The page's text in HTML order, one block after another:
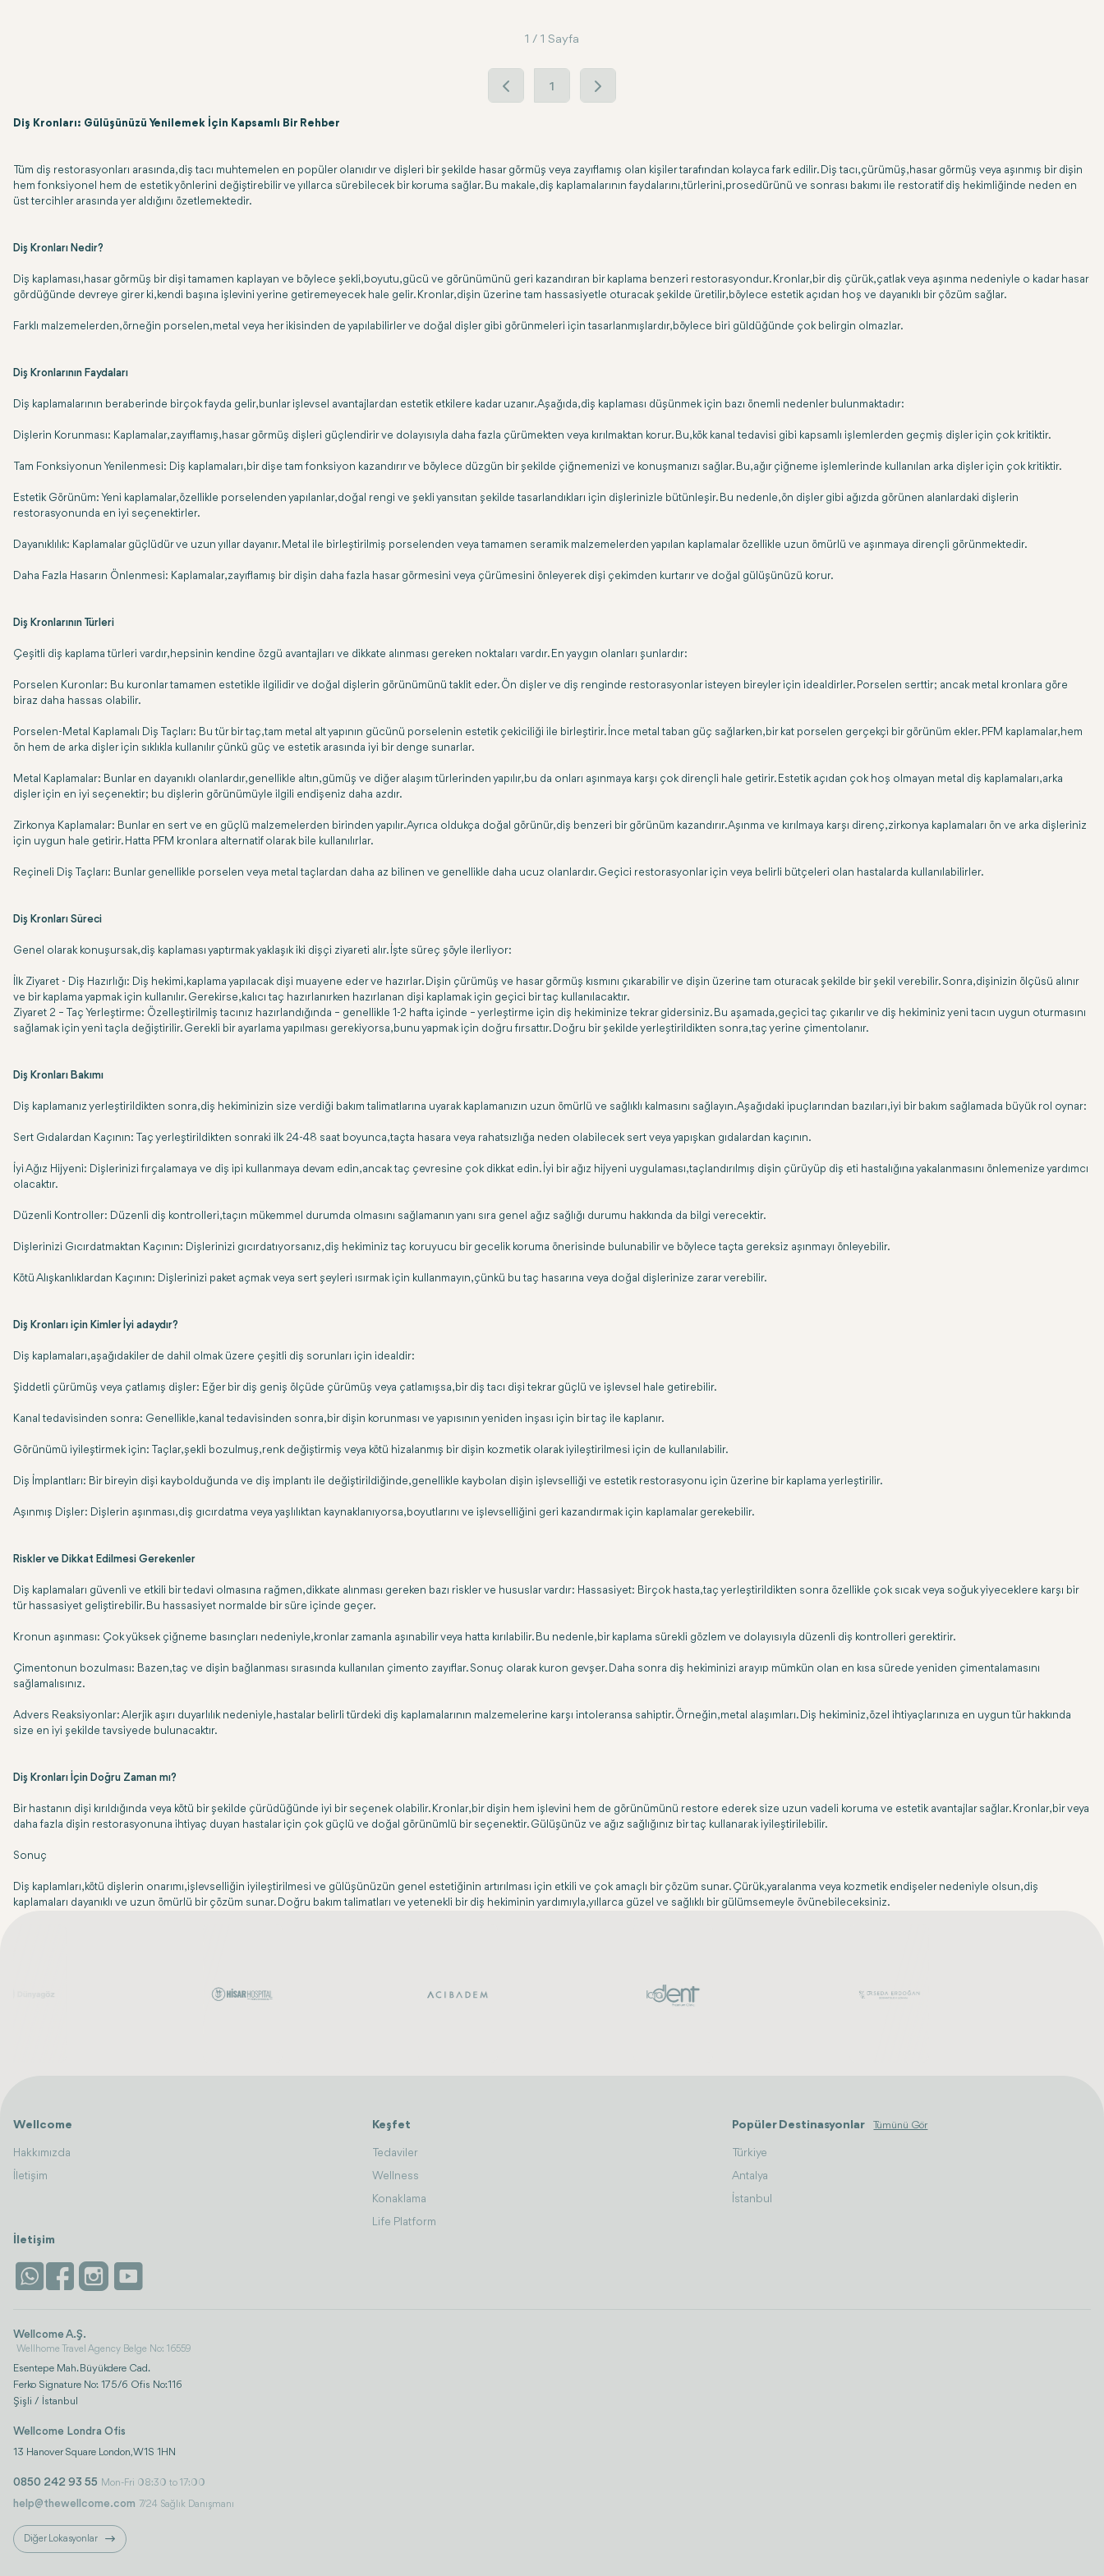
1 / 1 Sayfa
1
Diş Kronları: Gülüşünüzü Yenilemek İçin Kapsamlı Bir Rehber
Tüm diş restorasyonları arasında, diş tacı muhtemelen en popüler olanıdır ve dişleri bir şekilde hasar görmüş veya zayıflamış olan kişiler tarafından kolayca fark edilir. Diş tacı, çürümüş, hasar görmüş veya aşınmış bir dişin
hem fonksiyonel hem de estetik yönlerini değiştirebilir ve yıllarca sürebilecek bir koruma sağlar. Bu makale, diş kaplamalarının faydalarını, türlerini, prosedürünü ve sonrası bakımı ile restoratif diş hekimliğinde neden en
üst tercihler arasında yer aldığını özetlemektedir.
Diş Kronları Nedir?
Diş kaplaması, hasar görmüş bir dişi tamamen kaplayan ve böylece şekli, boyutu, gücü ve görünümünü geri kazandıran bir kaplama benzeri restorasyondur. Kronlar, bir diş çürük, çatlak veya aşınma nedeniyle o kadar hasar
gördüğünde devreye girer ki, kendi başına işlevini yerine getiremeyecek hale gelir. Kronlar, dişin üzerine tam hassasiyetle oturacak şekilde üretilir, böylece estetik açıdan hoş ve dayanıklı bir çözüm sağlar.
Farklı malzemelerden, örneğin porselen, metal veya her ikisinden de yapılabilirler ve doğal dişler gibi görünmeleri için tasarlanmışlardır, böylece biri güldüğünde çok belirgin olmazlar.
Diş Kronlarının Faydaları
Diş kaplamalarının beraberinde birçok fayda gelir, bunlar işlevsel avantajlardan estetik etkilere kadar uzanır. Aşağıda, diş kaplaması düşünmek için bazı önemli nedenler bulunmaktadır:
Dişlerin Korunması: Kaplamalar, zayıflamış, hasar görmüş dişleri güçlendirir ve dolayısıyla daha fazla çürümekten veya kırılmaktan korur. Bu, kök kanal tedavisi gibi kapsamlı işlemlerden geçmiş dişler için çok kritiktir.
Tam Fonksiyonun Yenilenmesi: Diş kaplamaları, bir dişe tam fonksiyon kazandırır ve böylece düzgün bir şekilde çiğnemenizi ve konuşmanızı sağlar. Bu, ağır çiğneme işlemlerinde kullanılan arka dişler için çok kritiktir.
Estetik Görünüm: Yeni kaplamalar, özellikle porselenden yapılanlar, doğal rengi ve şekli yansıtan şekilde tasarlandıkları için dişlerinizle bütünleşir. Bu nedenle, ön dişler gibi ağızda görünen alanlardaki dişlerin
restorasyonunda en iyi seçenektirler.
Dayanıklılık: Kaplamalar güçlüdür ve uzun yıllar dayanır. Metal ile birleştirilmiş porselenden veya tamamen seramik malzemelerden yapılan kaplamalar özellikle uzun ömürlü ve aşınmaya dirençli görünmektedir.
Daha Fazla Hasarın Önlenmesi: Kaplamalar, zayıflamış bir dişin daha fazla hasar görmesini veya çürümesini önleyerek dişi çekimden kurtarır ve doğal gülüşünüzü korur.
Diş Kronlarının Türleri
Çeşitli diş kaplama türleri vardır, hepsinin kendine özgü avantajları ve dikkate alınması gereken noktaları vardır. En yaygın olanları şunlardır:
Porselen Kuronlar: Bu kuronlar tamamen estetikle ilgilidir ve doğal dişlerin görünümünü taklit eder. Ön dişler ve diş renginde restorasyonlar isteyen bireyler için idealdirler. Porselen serttir; ancak metal kronlara göre
biraz daha hassas olabilir.
Porselen-Metal Kaplamalı Diş Taçları: Bu tür bir taç, tam metal alt yapının gücünü porselenin estetik çekiciliği ile birleştirir. İnce metal taban güç sağlarken, bir kat porselen gerçekçi bir görünüm ekler. PFM kaplamalar, hem
ön hem de arka dişler için sıklıkla kullanılır çünkü güç ve estetik arasında iyi bir denge sunarlar.
Metal Kaplamalar: Bunlar en dayanıklı olanlardır, genellikle altın, gümüş ve diğer alaşım türlerinden yapılır, bu da onları aşınmaya karşı çok dirençli hale getirir. Estetik açıdan çok hoş olmayan metal diş kaplamaları, arka
dişler için en iyi seçenektir; bu dişlerin görünümüyle ilgili endişeniz daha azdır.
Zirkonya Kaplamalar: Bunlar en sert ve en güçlü malzemelerden birinden yapılır. Ayrıca oldukça doğal görünür, diş benzeri bir görünüm kazandırır. Aşınma ve kırılmaya karşı direnç, zirkonya kaplamaları ön ve arka dişleriniz
için uygun hale getirir. Hatta PFM kronlara alternatif olarak bile kullanılırlar.
Reçineli Diş Taçları: Bunlar genellikle porselen veya metal taçlardan daha az bilinen ve genellikle daha ucuz olanlardır. Geçici restorasyonlar için veya belirli bütçeleri olan hastalarda kullanılabilirler.
Diş Kronları Süreci
Genel olarak konuşursak, diş kaplaması yaptırmak yaklaşık iki dişçi ziyareti alır. İşte süreç şöyle ilerliyor:
İlk Ziyaret - Diş Hazırlığı: Diş hekimi, kaplama yapılacak dişi muayene eder ve hazırlar. Dişin çürümüş ve hasar görmüş kısmını çıkarabilir ve dişin üzerine tam oturacak şekilde bir şekil verebilir. Sonra, dişinizin ölçüsü alınır
ve bir kaplama yapmak için kullanılır. Gerekirse, kalıcı taç hazırlanırken hazırlanan dişi kaplamak için geçici bir taç kullanılacaktır.
Ziyaret 2 – Taç Yerleştirme: Özelleştirilmiş tacınız hazırlandığında – genellikle 1-2 hafta içinde – yerleştirme için diş hekiminize tekrar gidersiniz. Bu aşamada, geçici taç çıkarılır ve diş hekiminiz yeni tacın uygun oturmasını
sağlamak için yeni taçla değiştirilir. Gerekli bir ayarlama yapılması gerekiyorsa, bunu yapmak için doğru fırsattır. Doğru bir şekilde yerleştirildikten sonra, taç yerine çimentolanır.
Diş Kronları Bakımı
Diş kaplamanız yerleştirildikten sonra, diş hekiminizin size verdiği bakım talimatlarına uyarak kaplamanızın uzun ömürlü ve sağlıklı kalmasını sağlayın. Aşağıdaki ipuçlarından bazıları, iyi bir bakım sağlamada büyük rol oynar:
Sert Gıdalardan Kaçının: Taç yerleştirildikten sonraki ilk 24-48 saat boyunca, taçta hasara veya rahatsızlığa neden olabilecek sert veya yapışkan gıdalardan kaçının.
İyi Ağız Hijyeni: Dişlerinizi fırçalamaya ve diş ipi kullanmaya devam edin, ancak taç çevresine çok dikkat edin. İyi bir ağız hijyeni uygulaması, taçlandırılmış dişin çürüyüp diş eti hastalığına yakalanmasını önlemenize yardımcı
olacaktır.
Düzenli Kontroller: Düzenli diş kontrolleri, taçın mükemmel durumda olmasını sağlamanın yanı sıra genel ağız sağlığı durumu hakkında da bilgi verecektir.
Dişlerinizi Gıcırdatmaktan Kaçının: Dişlerinizi gıcırdatıyorsanız, diş hekiminiz taç koruyucu bir gecelik koruma önerisinde bulunabilir ve böylece taçta gereksiz aşınmayı önleyebilir.
Kötü Alışkanlıklardan Kaçının: Dişlerinizi paket açmak veya sert şeyleri ısırmak için kullanmayın, çünkü bu taç hasarına veya doğal dişlerinize zarar verebilir.
Diş Kronları için Kimler İyi adaydır?
Diş kaplamaları, aşağıdakiler de dahil olmak üzere çeşitli diş sorunları için idealdir:
Şiddetli çürümüş veya çatlamış dişler: Eğer bir diş geniş ölçüde çürümüş veya çatlamışsa, bir diş tacı dişi tekrar güçlü ve işlevsel hale getirebilir.
Kanal tedavisinden sonra: Genellikle, kanal tedavisinden sonra, bir dişin korunması ve yapısının yeniden inşası için bir taç ile kaplanır.
Görünümü iyileştirmek için: Taçlar, şekli bozulmuş, renk değiştirmiş veya kötü hizalanmış bir dişin kozmetik olarak iyileştirilmesi için de kullanılabilir.
Diş İmplantları: Bir bireyin dişi kaybolduğunda ve diş implantı ile değiştirildiğinde, genellikle kaybolan dişin işlevselliği ve estetik restorasyonu için üzerine bir kaplama yerleştirilir.
Aşınmış Dişler: Dişlerin aşınması, diş gıcırdatma veya yaşlılıktan kaynaklanıyorsa, boyutlarını ve işlevselliğini geri kazandırmak için kaplamalar gerekebilir.
Riskler ve Dikkat Edilmesi Gerekenler
Diş kaplamaları güvenli ve etkili bir tedavi olmasına rağmen, dikkate alınması gereken bazı riskler ve hususlar vardır: Hassasiyet: Birçok hasta, taç yerleştirildikten sonra özellikle çok sıcak veya soğuk yiyeceklere karşı bir
tür hassasiyet geliştirebilir. Bu hassasiyet normalde bir süre içinde geçer.
Kronun aşınması: Çok yüksek çiğneme basınçları nedeniyle, kronlar zamanla aşınabilir veya hatta kırılabilir. Bu nedenle, bir kaplama sürekli gözlem ve dolayısıyla düzenli diş kontrolleri gerektirir.
Çimentonun bozulması: Bazen, taç ve dişin bağlanması sırasında kullanılan çimento zayıflar. Sonuç olarak kuron gevşer. Daha sonra diş hekiminizi arayıp mümkün olan en kısa sürede yeniden çimentalamasını
sağlamalısınız.
Advers Reaksiyonlar: Alerjik aşırı duyarlılık nedeniyle, hastalar belirli türdeki diş kaplamalarının malzemelerine karşı intoleransa sahiptir. Örneğin, metal alaşımları. Diş hekiminiz, özel ihtiyaçlarınıza en uygun tür hakkında
size en iyi şekilde tavsiyede bulunacaktır.
Diş Kronları İçin Doğru Zaman mı?
Bir hastanın dişi kırıldığında veya kötü bir şekilde çürüdüğünde iyi bir seçenek olabilir. Kronlar, bir dişin hem işlevini hem de görünümünü restore ederek size uzun vadeli koruma ve estetik avantajlar sağlar. Kronlar, bir veya
daha fazla dişin restorasyonuna ihtiyaç duyan hastalar için çok güçlü ve doğal görünümlü bir seçenektir. Gülüşünüz ve ağız sağlığınız bir taç kullanarak iyileştirilebilir.
Sonuç
Diş kaplamları, kötü dişlerin onarımı, işlevselliğin iyileştirilmesi ve gülüşünüzün genel estetiğinin artırılması için etkili ve çok amaçlı bir çözüm sunar. Çürük, yaralanma veya kozmetik endişeler nedeniyle olsun, diş
kaplamaları dayanıklı ve uzun ömürlü bir çözüm sunar. Doğru bakım talimatları ve yetenekli bir diş hekiminin yardımıyla, yıllarca güzel ve sağlıklı bir gülümsemeyle övünebileceksiniz.
Wellcome
Hakkımızda
İletişim
Keşfet
Tedaviler
Wellness
Konaklama
Life Platform
Popüler Destinasyonlar Tümünü Gör
Türkiye
Antalya
İstanbul
İletişim
Wellcome A.Ş.
Wellhome Travel Agency Belge No: 16559
Esentepe Mah. Büyükdere Cad.
Ferko Signature No: 175/6 Ofis No:116
Şişli / İstanbul
Wellcome Londra Ofis
13 Hanover Square London, W1S 1HN
0850 242 93 55 Mon-Fri 08:30 to 17:00
help@thewellcome.com 7/24 Sağlık Danışmanı
Diğer Lokasyonlar